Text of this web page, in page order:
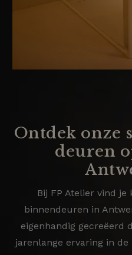
Ontdek onze
deuren
Bij FP Atelier vind
binnendeuren in
eigenhandig gecreëerd
jarenlange ervaring in